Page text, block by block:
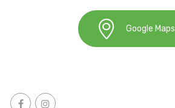
Google Maps